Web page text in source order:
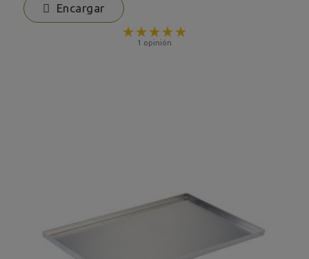
Encargar
1 opinión